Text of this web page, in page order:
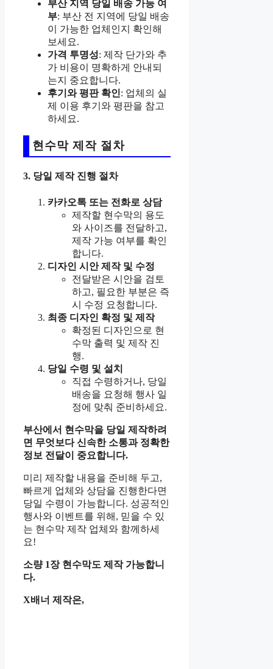
부산 지역 당일 배송 가능 여
부: 부산 전 지역에 당일 배송
이 가능한 업체인지 확인해
보세요.
가격 투명성: 제작 단가와 추
가 비용이 명확하게 안내되
는지 중요합니다.
후기와 평판 확인: 업체의 실
제 이용 후기와 평판을 참고
하세요.
현수막 제작 절차
3. 당일 제작 진행 절차
카카오톡 또는 전화로 상담
제작할 현수막의 용도
와 사이즈를 전달하고,
제작 가능 여부를 확인
합니다.
디자인 시안 제작 및 수정
전달받은 시안을 검토
하고, 필요한 부분은 즉
시 수정 요청합니다.
최종 디자인 확정 및 제작
확정된 디자인으로 현
수막 출력 및 제작 진
행.
당일 수령 및 설치
직접 수령하거나, 당일
배송을 요청해 행사 일
정에 맞춰 준비하세요.
부산에서 현수막을 당일 제작하려
면 무엇보다 신속한 소통과 정확한
정보 전달이 중요합니다.
미리 제작할 내용을 준비해 두고,
빠르게 업체와 상담을 진행한다면
당일 수령이 가능합니다. 성공적인
행사와 이벤트를 위해, 믿을 수 있
는 현수막 제작 업체와 함께하세
요!
소량 1장 현수막도 제작 가능합니
다.
X배너 제작은,